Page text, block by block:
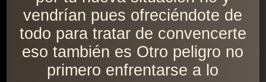
vendrían pues ofreciéndote de
todo para tratar de convencerte
eso también es Otro peligro no
primero enfrentarse a lo